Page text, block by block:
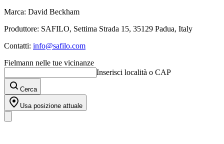
Marca: David Beckham
Produttore: SAFILO, Settima Strada 15, 35129 Padua, Italy
Contatti: info@safilo.com
Fielmann nelle tue vicinanze
Inserisci località o CAP
Cerca
Usa posizione attuale